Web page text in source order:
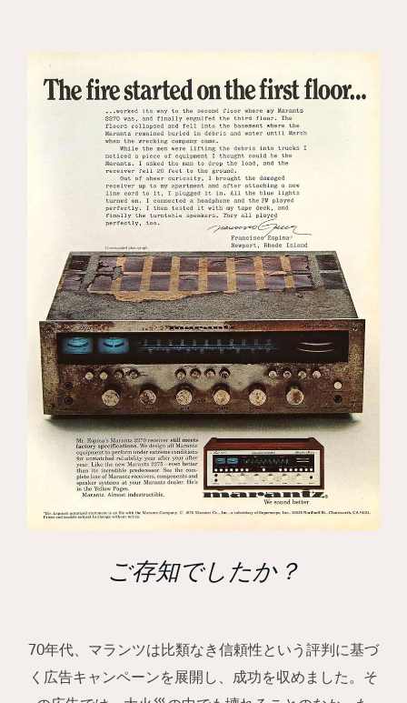
ご存知でしたか？
70年代、マランツは比類なき信頼性という評判に基づ
く広告キャンペーンを展開し、成功を収めました。そ